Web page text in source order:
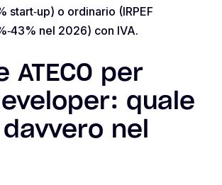
start‑up) o ordinario (IRPEF
nel 2026) con IVA.
ATECO per
quale
nel